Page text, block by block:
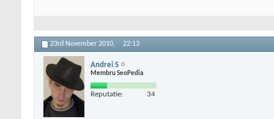
23rd November 2010, 22:13
Andrei S
Membru SeoPedia
Reputatie: 34